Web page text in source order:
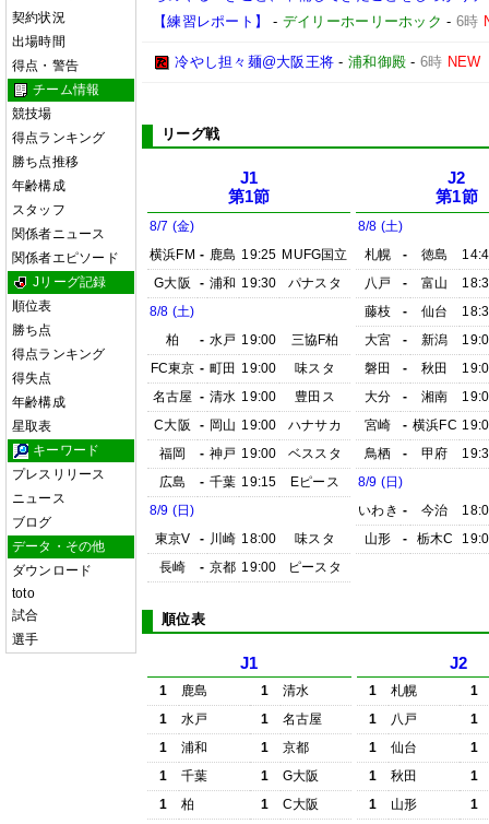
契約状況
出場時間
得点・警告
チーム情報
競技場
得点ランキング
勝ち点推移
年齢構成
スタッフ
関係者ニュース
関係者エピソード
Jリーグ記録
順位表
勝ち点
得点ランキング
得失点
年齢構成
星取表
キーワード
プレスリリース
ニュース
ブログ
データ・その他
ダウンロード
toto
試合
選手
【練習レポート】
- デイリーホーリーホック - 6時
冷やし担々麺@大阪王将 -浦和御殿 - 6時 NEW
リーグ戦
J1
第1節
8/7 (金)
横浜FM - 鹿島 19:25 MUFG国立
G大阪
- 浦和 19:30
パナスタ
8/8 (土)
柏
- 水戸 19:00
三協F柏
FC東京 - 町田 19:00
味スタ
名古屋 - 清水 19:00
豊田ス
C大阪
- 岡山 19:00
ハナサカ
福岡
- 神戸 19:00
ベススタ
広島
- 千葉 19:15
Eピース
8/9 (日)
東京V
- 川崎 18:00
味スタ
長崎
- 京都 19:00 ピースタ
J2
第1節
8/8 (土)
札幌
- 徳島
八戸
- 富山
藤枝
- 仙台
大宮
- 新潟
磐田
- 秋田
大分
- 湘南
宮崎
- 横浜FC
鳥栖
- 甲府
8/9 (日)
いわき - 今治
山形
- 栃木C
順位表
J1
1 鹿島 1
清水
1
水戸 1
名古屋
1
浦和 1
京都
1
千葉 1
G大阪
1
柏 1
C大阪
J2
1 札幌
1
1
八戸
1
1
仙台
1
1
秋田
1
1
山形
1